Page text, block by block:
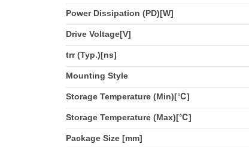
Power Dissipation (PD)[W]
Drive Voltage[V]
trr (Typ.)[ns]
Mounting Style
Storage Temperature (Min)[℃]
Storage Temperature (Max)[℃]
Package Size [mm]